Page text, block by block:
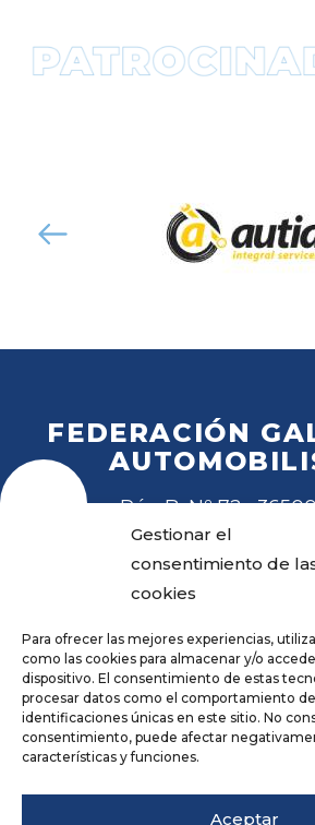
Gestionar el
consentimiento de
cookies
Para ofrecer las mejores experiencias,
como las cookies para almacenar y/o
dispositivo. El consentimiento de estas
procesar datos como el comportamiento
identificaciones únicas en este sitio. No
consentimiento, puede afectar
características y funciones.
Aceptar
FEDERACIÓN
Rúa B, Nº 72 ·
Tel. 988 27 28 41
Email
Hora local:
Repositorio
Aviso legal